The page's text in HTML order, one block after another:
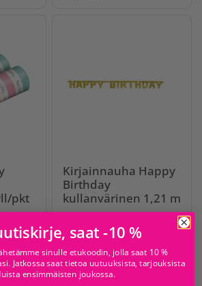
pkt
Kirjainnauha Happy
Birthday
kullanvärinen 1,21 m
2,95 €
Osta nyt
saat -10 %
sinulle etukoodin, jolla saat 10 %
Jatkossa saat tietoa uutuuksista, tarjouksista
ensimmäisten joukossa.